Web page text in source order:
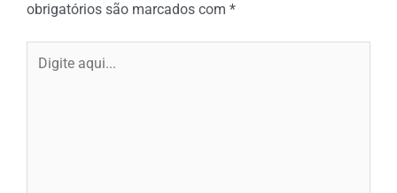
obrigatórios são marcados com *
aqui...